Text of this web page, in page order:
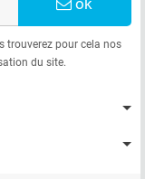
ok
trouverez pour cela nos
du site.